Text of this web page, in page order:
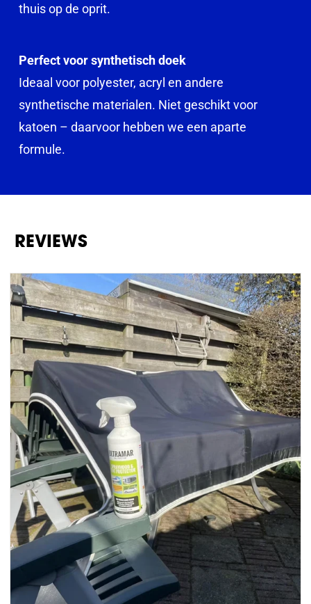
thuis op de oprit.
Perfect voor synthetisch doek
Ideaal voor polyester, acryl en andere
synthetische materialen. Niet geschikt voor
katoen – daarvoor hebben we een aparte
formule.
REVIEWS